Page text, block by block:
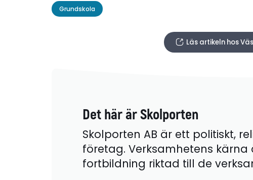
Grundskola
Läs artikeln hos
Det här är Skolporten
Skolporten AB är ett politiskt,
företag. Verksamhetens
fortbildning riktad till de